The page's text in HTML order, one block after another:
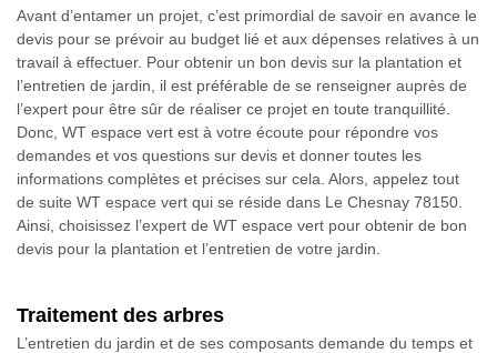
Avant d’entamer un projet, c’est primordial de savoir en avance le
devis pour se prévoir au budget lié et aux dépenses relatives à un
travail à effectuer. Pour obtenir un bon devis sur la plantation et
l’entretien de jardin, il est préférable de se renseigner auprès de
l’expert pour être sûr de réaliser ce projet en toute tranquillité.
Donc, WT espace vert est à votre écoute pour répondre vos
demandes et vos questions sur devis et donner toutes les
informations complètes et précises sur cela. Alors, appelez tout
de suite WT espace vert qui se réside dans Le Chesnay 78150.
Ainsi, choisissez l’expert de WT espace vert pour obtenir de bon
devis pour la plantation et l’entretien de votre jardin.
Traitement des arbres
L’entretien du jardin et de ses composants demande du temps et